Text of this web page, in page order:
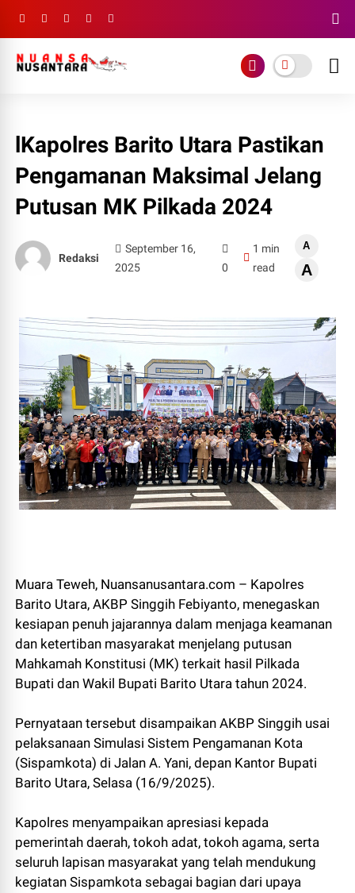
lKapolres Barito Utara Pastikan
Pengamanan Maksimal Jelang
Putusan MK Pilkada 2024
Redaksi
September 16,
2025
0
1 min
read
A
A
Muara Teweh, Nuansanusantara.com – Kapolres
Barito Utara, AKBP Singgih Febiyanto, menegaskan
kesiapan penuh jajarannya dalam menjaga keamanan
dan ketertiban masyarakat menjelang putusan
Mahkamah Konstitusi (MK) terkait hasil Pilkada
Bupati dan Wakil Bupati Barito Utara tahun 2024.
Pernyataan tersebut disampaikan AKBP Singgih usai
pelaksanaan Simulasi Sistem Pengamanan Kota
(Sispamkota) di Jalan A. Yani, depan Kantor Bupati
Barito Utara, Selasa (16/9/2025).
Kapolres menyampaikan apresiasi kepada
pemerintah daerah, tokoh adat, tokoh agama, serta
seluruh lapisan masyarakat yang telah mendukung
kegiatan Sispamkota sebagai bagian dari upaya